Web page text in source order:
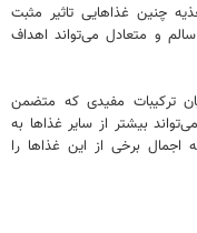
چنین غذاهایی تاثیر مثبت
و متعادل می‌تواند اهداف
ترکیبات مفیدی که متضمن
بیشتر از سایر غذاها به
برخی از این غذاها را